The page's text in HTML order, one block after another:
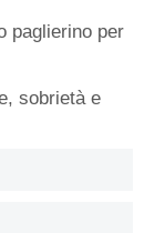
paglierino per
sobrietà e